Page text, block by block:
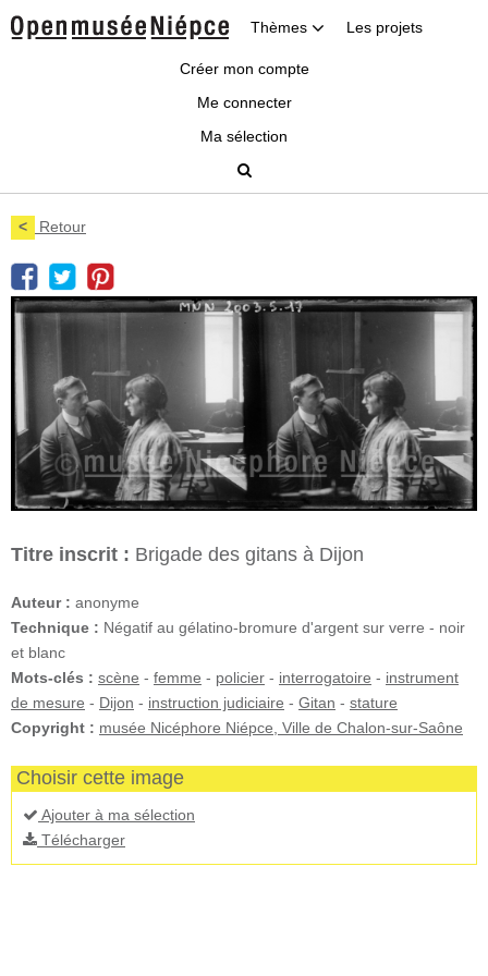
Thèmes Les projets
Créer mon compte
Me connecter
Ma sélection
< Retour
Titre inscrit : Brigade des gitans à Dijon
Auteur : anonyme
Technique : Négatif au gélatino-bromure d'argent sur verre - noir
et blanc
Mots-clés : scène - femme - policier - interrogatoire - instrument
de mesure - Dijon - instruction judiciaire - Gitan - stature
Copyright : musée Nicéphore Niépce, Ville de Chalon-sur-Saône
Choisir cette image
Ajouter à ma sélection
Télécharger